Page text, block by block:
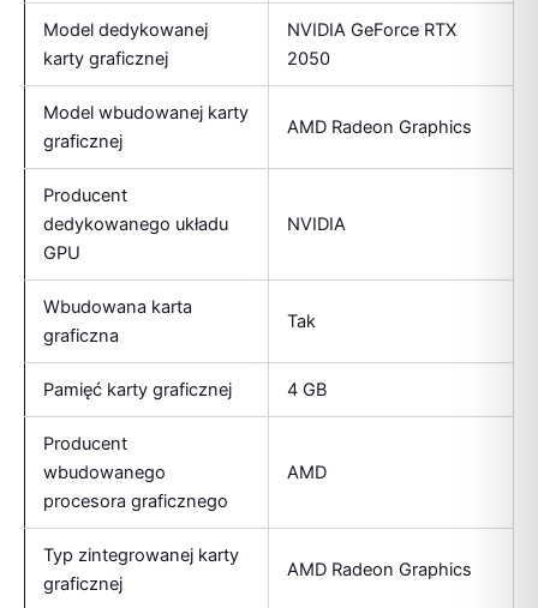
Model dedykowanej
karty graficznej
NVIDIA GeForce RTX
2050
Model wbudowanej karty
graficznej
AMD Radeon Graphics
Producent
dedykowanego układu
GPU
NVIDIA
Wbudowana karta
graficzna
Tak
Pamięć karty graficznej 4 GB
Producent
wbudowanego
procesora graficznego
AMD
Typ zintegrowanej karty
graficznej
AMD Radeon Graphics